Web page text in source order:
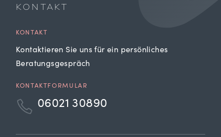
KONTAKT
KONTAKT
Kontaktieren Sie uns für ein persönliches
Beratungsgespräch
KONTAKTFORMULAR
06021 30890